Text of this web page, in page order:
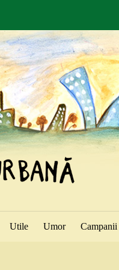
Utile Umor Campanii